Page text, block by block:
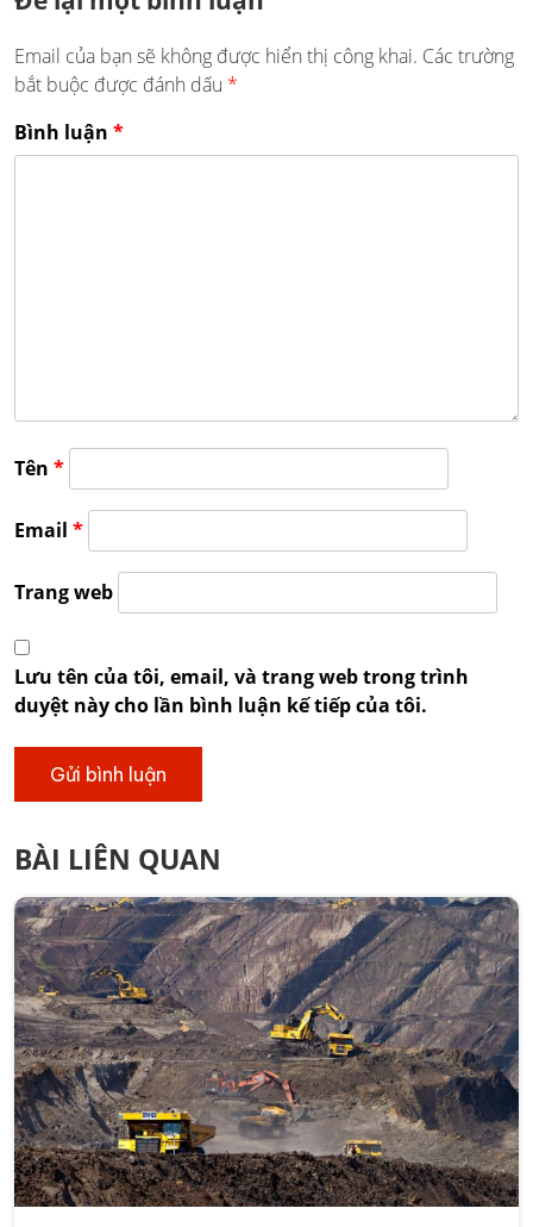
Email của bạn sẽ không được hiển thị công khai. Các trường
bắt buộc được đánh dấu *
Bình luận *
Tên *
Email *
Trang web
Lưu tên của tôi, email, và trang web trong trình
duyệt này cho lần bình luận kế tiếp của tôi.
BÀI LIÊN QUAN